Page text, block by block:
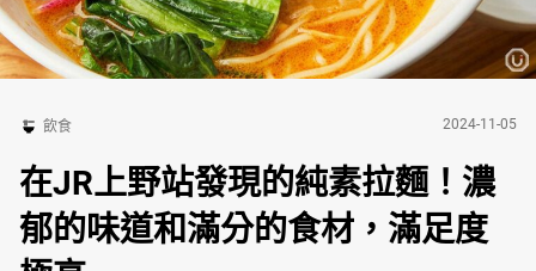
飲食 2024-11-05
在JR上野站發現的純素拉麵！濃
郁的味道和滿分的食材，滿足度